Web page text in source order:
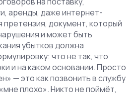
аренды, даже интернет-
претензия, документ, который
и может быть
убытковдолжна
что не так, что
и на каком основании. Просто
— это как позвонить в службу
плохо». Никто не поймёт,